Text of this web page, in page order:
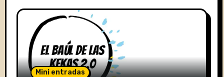
Mini entradas